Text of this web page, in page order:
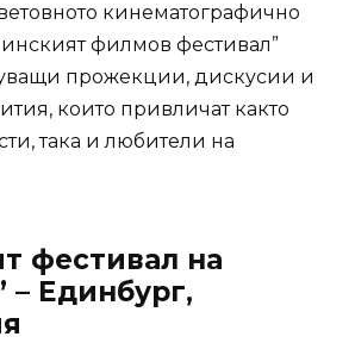
кинематографично
филмов фестивал”
прожекции, дискусии и
които привличат както
така и любители на
фестивал на
– Единбург,